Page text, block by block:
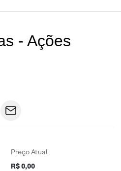
- Ações
Preço Atual
R$ 0,00